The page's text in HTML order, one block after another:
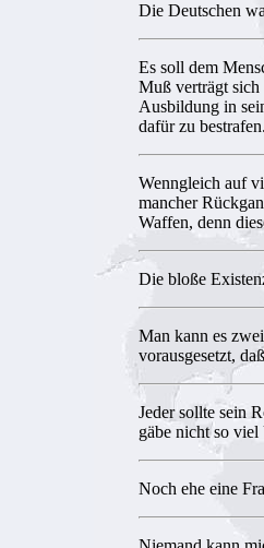
Die Deutschen
Es soll dem
Muß verträgt sich
Ausbildung in
dafür zu
Wenngleich auf
mancher
Waffen, denn
Die bloße
Man kann es
vorausgesetzt,
Jeder sollte sein
gäbe nicht so
Noch ehe eine